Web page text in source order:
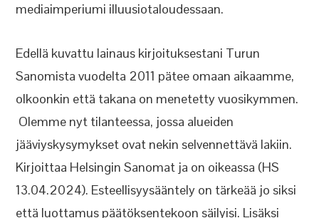
mediaimperiumi illuusiotaloudessaan.
Edellä kuvattu lainaus kirjoituksestani Turun
Sanomista vuodelta 2011 pätee omaan aikaamme,
olkoonkin että takana on menetetty vuosikymmen.
Olemme nyt tilanteessa, jossa alueiden
jääviyskysymykset ovat nekin selvennettävä lakiin.
Kirjoittaa Helsingin Sanomat ja on oikeassa (HS
13.04.2024). Esteellisyysääntely on tärkeää jo siksi
että luottamus päätöksentekoon säilyisi. Lisäksi